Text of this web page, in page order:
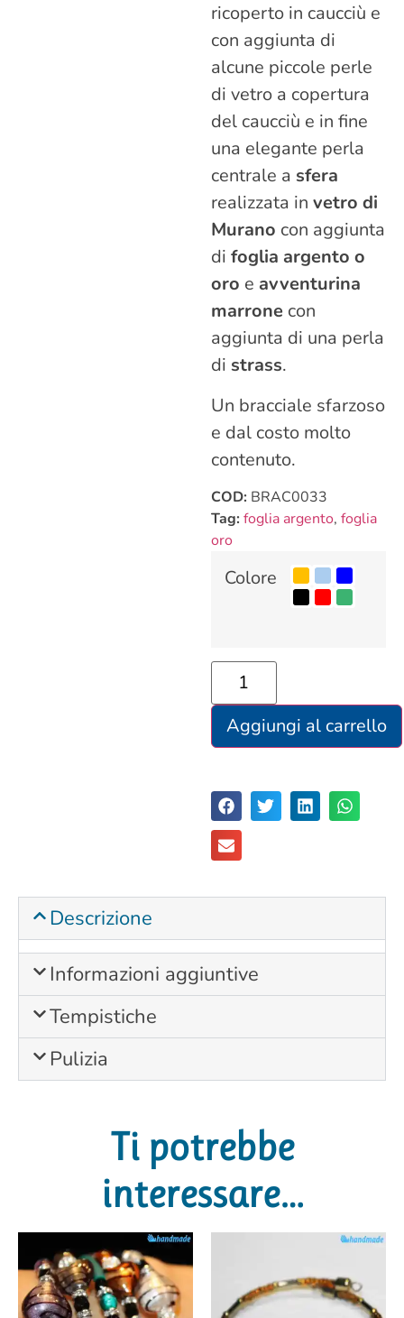
ricoperto in caucciù e
con aggiunta di
alcune piccole perle
di vetro a copertura
del caucciù e in fine
una elegante perla
centrale a sfera
realizzata in vetro di
Murano con aggiunta
di foglia argento o
oro e avventurina
marrone con
aggiunta di una perla
di strass.
Un bracciale sfarzoso
e dal costo molto
contenuto.
COD: BRAC0033
Tag:foglia argento, foglia
oro
Colore
Aggiungi al carrello
Descrizione
Informazioni aggiuntive
Tempistiche
Pulizia
Ti potrebbe
interessare…